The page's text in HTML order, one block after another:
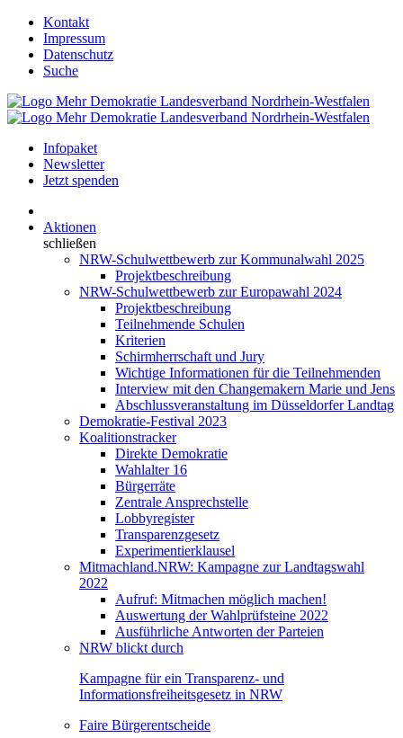
Kontakt
Impressum
Datenschutz
Suche
Infopaket
Newsletter
Jetzt spenden
Aktionen
schließen
NRW-Schulwettbewerb zur Kommunalwahl 2025
Projektbeschreibung
NRW-Schulwettbewerb zur Europawahl 2024
Projektbeschreibung
Teilnehmende Schulen
Kriterien
Schirmherrschaft und Jury
Wichtige Informationen für die Teilnehmenden
Interview mit den Changemakern Marie und Jens
Abschlussveranstaltung im Düsseldorfer Landtag
Demokratie-Festival 2023
Koalitionstracker
Direkte Demokratie
Wahlalter 16
Bürgerräte
Zentrale Ansprechstelle
Lobbyregister
Transparenzgesetz
Experimentierklausel
Mitmachland.NRW: Kampagne zur Landtagswahl
2022
Aufruf: Mitmachen möglich machen!
Auswertung der Wahlprüfsteine 2022
Ausführliche Antworten der Parteien
NRW blickt durch
Kampagne für ein Transparenz- und
Informationsfreiheitsgesetz in NRW
Faire Bürgerentscheide